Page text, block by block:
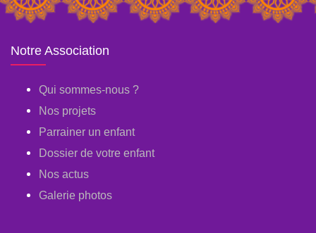
Notre Association
Qui sommes-nous ?
Nos projets
Parrainer un enfant
Dossier de votre enfant
Nos actus
Galerie photos